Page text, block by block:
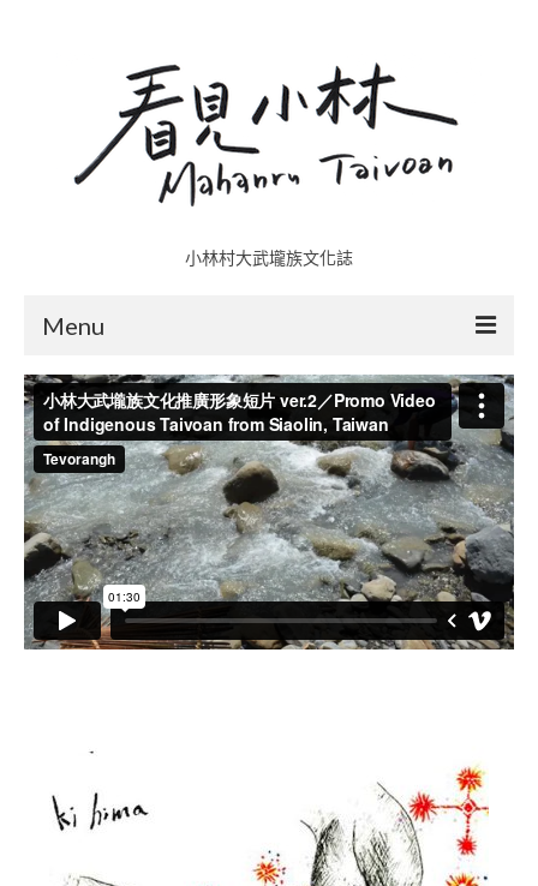
小林村大武壠族文化誌
Menu
小林村故事多
五里埔
日光小林
小愛小林
媒體上的小林
誰是大武壠族
民族植物